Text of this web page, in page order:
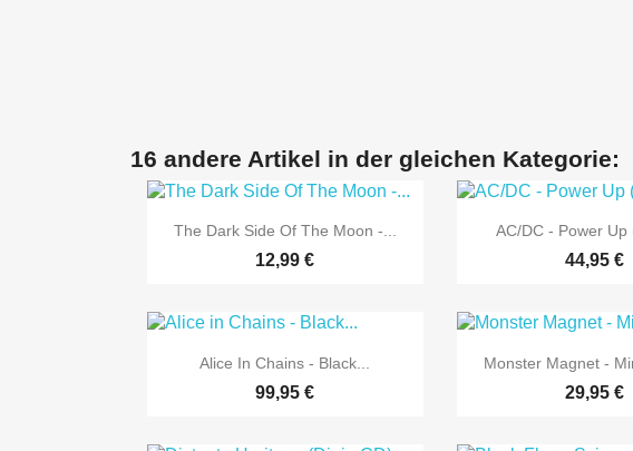
16 andere Artikel in der gleichen Kategorie:
 Vorschau
The Dark Side Of The Moon -...
12,99 €

AC/DC - Power Up
44,95 €
 Vorschau
Alice In Chains - Black...
99,95 €

Monster Magnet -
29,95 €